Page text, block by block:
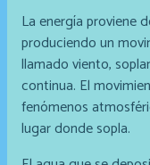
La energía proviene
produciendo un
llamado viento,
continua. El
fenómenos
lugar donde sopla.